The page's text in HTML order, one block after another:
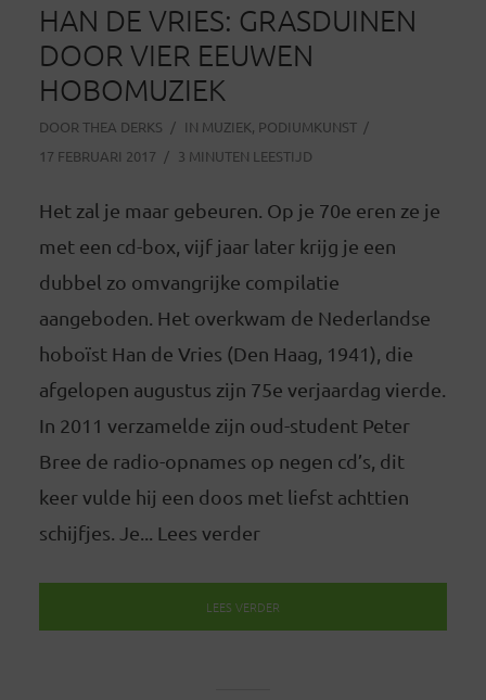
HAN DE VRIES: GRASDUINEN
DOOR VIER EEUWEN
HOBOMUZIEK
DOOR THEA DERKS IN MUZIEK, PODIUMKUNST
17 FEBRUARI 2017
3 MINUTEN LEESTIJD
Het zal je maar gebeuren. Op je 70e eren ze je
met een cd-box, vijf jaar later krijg je een
dubbel zo omvangrijke compilatie
aangeboden. Het overkwam de Nederlandse
hoboïst Han de Vries (Den Haag, 1941), die
afgelopen augustus zijn 75e verjaardag vierde.
In 2011 verzamelde zijn oud-student Peter
Bree de radio-opnames op negen cd’s, dit
keer vulde hij een doos met liefst achttien
schijfjes. Je... Lees verder
LEES VERDER